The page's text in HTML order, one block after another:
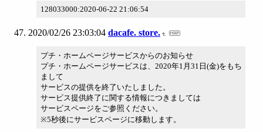
128033000:2020-06-22 21:06:54
2020/02/26 23:03:04 dacafe. store.
プチ・ホームページサービスからのお知らせ
プチ・ホームページサービスは、2020年1月31日(金)をもち
まして
サービスの提供を終了いたしました。
サービス提供終了に関する情報につきましては
サービスページをご参照ください。
※5秒後にサービスページに移動します。